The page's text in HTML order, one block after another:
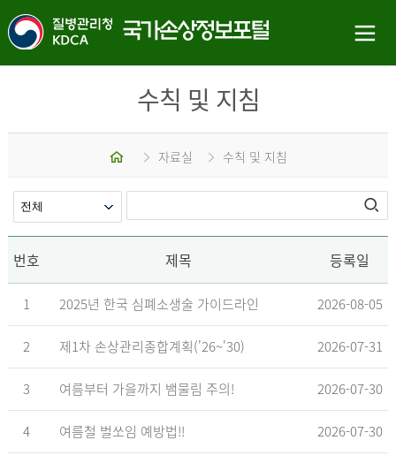
수칙 및 지침
자료실 수칙 및 지침
번호 제목 등록일
1 2025년 한국 심폐소생술 가이드라인 2026-08-05
2 제1차 손상관리종합계획('26~'30) 2026-07-31
3 여름부터 가을까지 뱀물림 주의! 2026-07-30
4 여름철 벌쏘임 예방법!! 2026-07-30